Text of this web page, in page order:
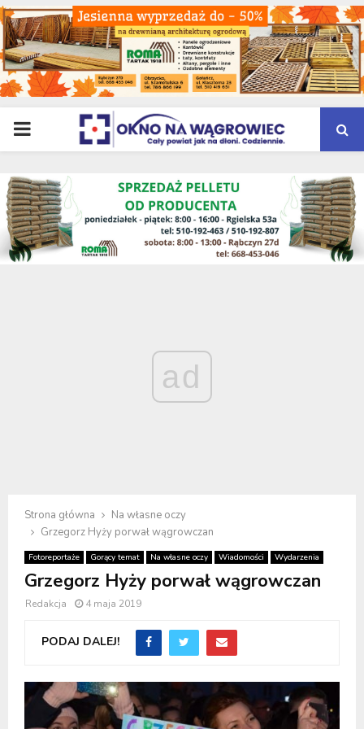
PRIMARY
MENU
ad
Strona główna
Na własne oczy
Grzegorz Hyży porwał wągrowczan
Fotoreportaże Gorący temat Na własne oczy Wiadomości Wydarzenia
Grzegorz Hyży porwał wągrowczan
Redakcja 4 maja 2019
PODAJ DALEJ!